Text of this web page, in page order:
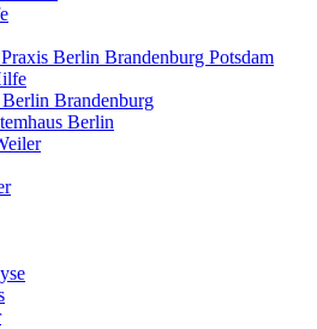
Berlin Brandenburg Potsdam
Brandenburg
Berlin